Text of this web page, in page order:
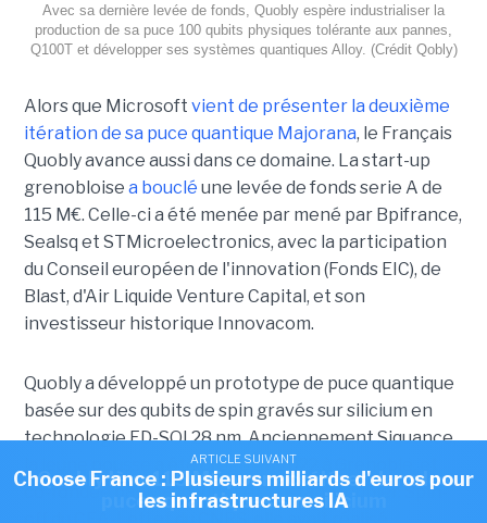
ARTICLE SUIVANT
Quobly lève 115 M€ pour accélérer dans les
puces quantiques sur silicium
Avec sa dernière levée de fonds, Quobly espère industrialiser la
production de sa puce 100 qubits physiques tolérante aux pannes,
Q100T et développer ses systèmes quantiques Alloy. (Crédit Qobly)
Alors que Microsoft vient de présenter la deuxième
itération de sa puce quantique Majorana, le Français
Quobly avance aussi dans ce domaine. La start-up
grenobloise a bouclé une levée de fonds serie A de
115 M€. Celle-ci a été menée par mené par Bpifrance,
Sealsq et STMicroelectronics, avec la participation
du Conseil européen de l'innovation (Fonds EIC), de
Blast, d'Air Liquide Venture Capital, et son
investisseur historique Innovacom.
Quobly a développé un prototype de puce quantique
basée sur des qubits de spin gravés sur silicium en
technologie FD-SOI 28 nm. Anciennement Siquance,
la jeune pousse a été créée en 2022 à Grenoble, et
co-fondée par Maud Vinet et Tristan Meunier. Spin-
ARTICLE SUIVANT
Choose France : Plusieurs milliards d'euros pour
les infrastructures IA